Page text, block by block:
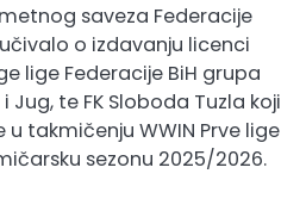
saveza Federacije
o izdavanju licenci
lige Federacije BiH grupa
Jug, te FK Sloboda Tuzla koji
takmičenju WWIN Prve lige
sezonu 2025/2026.